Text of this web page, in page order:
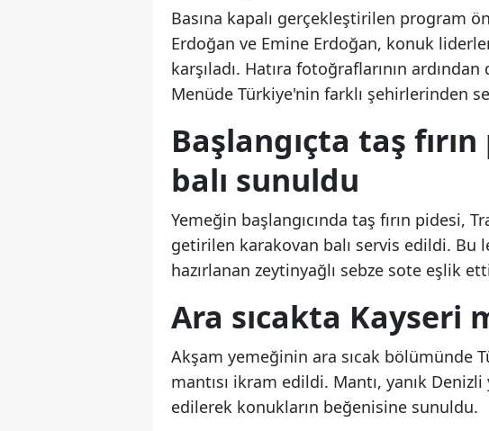
Basına kapalı gerçekleştirilen program
Erdoğan ve Emine Erdoğan, konuk
karşıladı. Hatıra fotoğraflarının
Menüde Türkiye'nin farklı şehirlerinden
Başlangıçta taş
balı sunuldu
Yemeğin başlangıcında taş fırın pidesi,
getirilen karakovan balı servis edildi. Bu
hazırlanan zeytinyağlı sebze sote eşlik
Ara sıcakta Kayseri
Akşam yemeğinin ara sıcak bölümünde
mantısı ikram edildi. Mantı, yanık
edilerek konukların beğenisine sunuldu.